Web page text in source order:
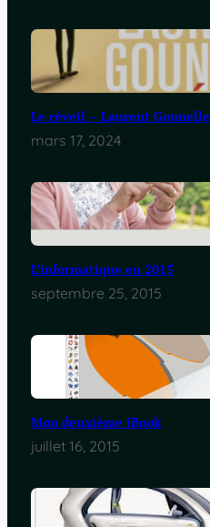
Le réveil – Laurent Gounelle
mars 17, 2024
L’informatique en 2015
septembre 25, 2015
Mon deuxième iBook
juillet 16, 2015